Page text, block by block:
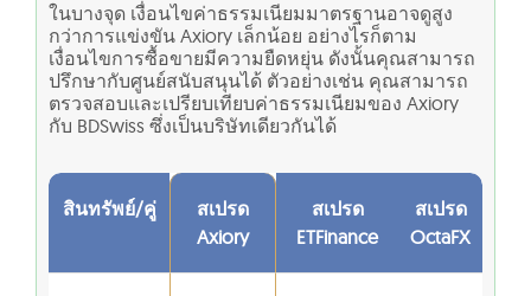
ในบางจุด เงื่อนไขค่าธรรมเนียมมาตรฐานอาจดูสูง
กว่าการแข่งขัน Axiory เล็กน้อย อย่างไรก็ตาม
เงื่อนไขการซื้อขายมีความยืดหยุ่น ดังนั้นคุณสามารถ
ปรึกษากับศูนย์สนับสนุนได้ ตัวอย่างเช่น คุณสามารถ
ตรวจสอบและเปรียบเทียบค่าธรรมเนียมของ Axiory
กับ BDSwiss ซึ่งเป็นบริษัทเดียวกันได้
สินทรัพย์/คู่
สเปรด
Axiory
สเปรด
ETFinance
สเปรด
OctaFX